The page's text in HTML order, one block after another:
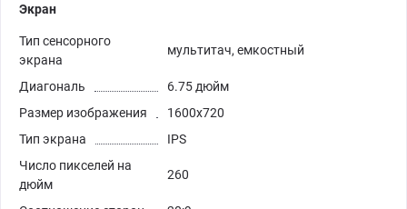
Экран
Тип сенсорного
экрана
мультитач, емкостный
Диагональ
6.75 дюйм
Размер изображения
1600x720
Тип экрана
IPS
Число пикселей на
дюйм
260